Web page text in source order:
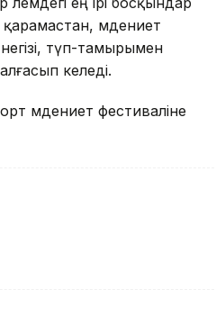
қарамастан, мәдениет
түп-тамырымен
келеді.
мәдениет фестиваліне